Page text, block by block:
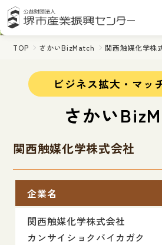
TOP さかいBizMatch 関西触媒化学株
ビジネス拡大・マッ
さかい
関西触媒化学株式会社
企業名
関西触媒化学株式会社
カンサイショクバイカガク